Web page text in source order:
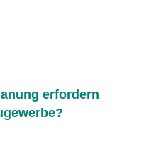
erfordern